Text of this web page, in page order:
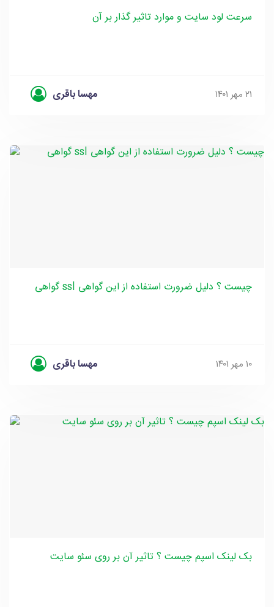
سرعت لود سایت و موارد تاثیر گذار بر آن
مهسا باقری ۲۱ مهر ۱۴۰۱
گواهی ssl چیست ؟ دلیل ضرورت استفاده از این گواهی
مهسا باقری ۱۰ مهر ۱۴۰۱
بک لینک اسپم چیست ؟ تاثیر آن بر روی سئو سایت